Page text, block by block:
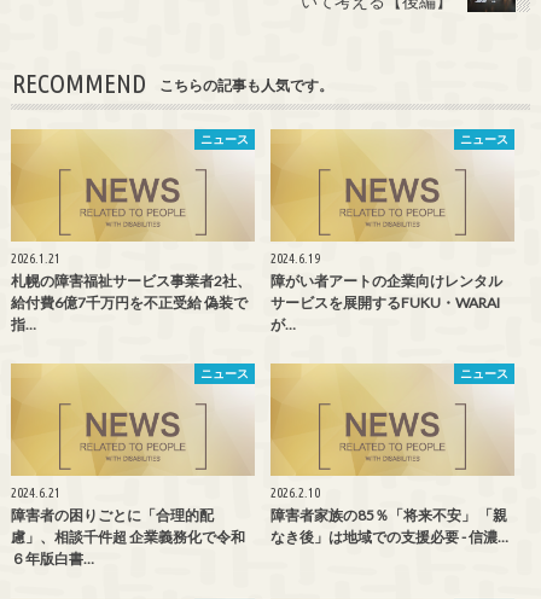
RECOMMEND こちらの記事も人気です。
ニュース
2026.1.21
札幌の障害福祉サービス事業者2社、
給付費6億7千万円を不正受給 偽装で
指…
ニュース
2024.6.19
障がい者アートの企業向けレンタル
サービスを展開するFUKU・WARAI
が…
ニュース
2024.6.21
障害者の困りごとに「合理的配
慮」、相談千件超 企業義務化で令和
６年版白書…
ニュース
2026.2.10
障害者家族の85％「将来不安」 「親
なき後」は地域での支援必要 - 信濃…